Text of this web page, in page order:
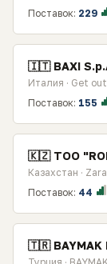
Поставок: 229
🇮🇹 BAXI
Италия · Get
Поставок: 155
🇰🇿 TOO
Казахстан ·
Поставок: 44
🇹🇷 BAYMAK